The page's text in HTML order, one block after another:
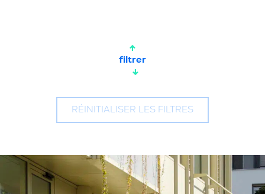
filtrer
RÉINITIALISER LES FILTRES